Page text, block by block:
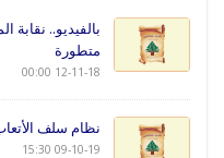
بالفيديو.. نقابة
متطورة
12-11-18 00:00
نظام سلف
09-10-19 15:30